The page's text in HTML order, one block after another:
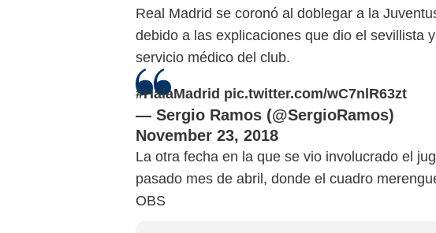
Real Madrid se coronó al doblegar a la
debido a las explicaciones que dio el sevillista
servicio médico del club.
#HalaMadrid pic.twitter.com/wC7nlR63zt
— Sergio Ramos (@SergioRamos)
November 23, 2018
La otra fecha en la que se vio involucrado el
pasado mes de abril, donde el cuadro
OBS